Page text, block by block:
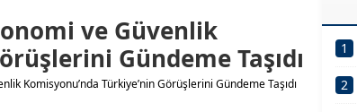
Avrupa’nın Güvenliği Türkiye’siz Düşünülmez
Basın Toplantısı
ve Güvenlik
Gündeme Taşıdı
Komisyonu’nda Türkiye’nin Görüşlerini Gündeme Taşıdı
1
2